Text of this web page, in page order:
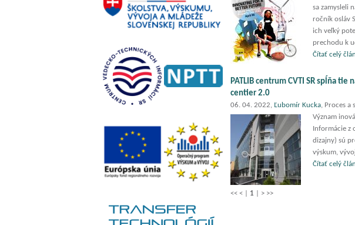
sa zamysleli
ročník osláv
ich veľký
prechodu k
Čítať celý
PATLIB centrum CVTI SR spĺňa
centier 2.0
06. 04. 2022, Ľubomír Kucka, Proces a
Význam
Informácie z
dizajny) sú
výskum,
Čítať celý
<< < 1 > >>